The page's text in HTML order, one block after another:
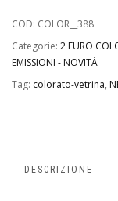
COD: COLOR__388
Categorie: 2 EURO
EMISSIONI - NOVITÁ
Tag: colorato-vetrina,
DESCRIZIONE